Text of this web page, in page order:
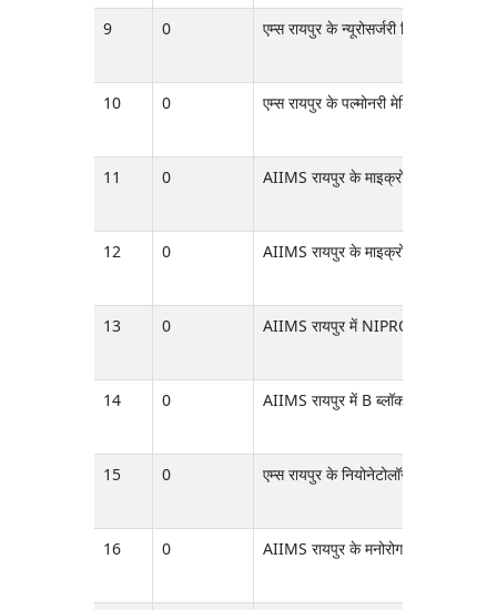
9 0 एम्स रायपुर के न्यूरोसर्जरी विभाग के
10 0 एम्स रायपुर के पल्मोनरी मेडिसिन विभाग
11 0 AIIMS रायपुर के माइक्रोबायोलॉजी
12 0 AIIMS रायपुर के माइक्रोबायोलॉजी
13 0 AIIMS रायपुर में NIPRO मेडिकल RO
14 0 AIIMS रायपुर में B ब्लॉक OT की चौथी
15 0 एम्स रायपुर के नियोनेटोलॉजी (NICU)
16 0 AIIMS रायपुर के मनोरोग विभाग में